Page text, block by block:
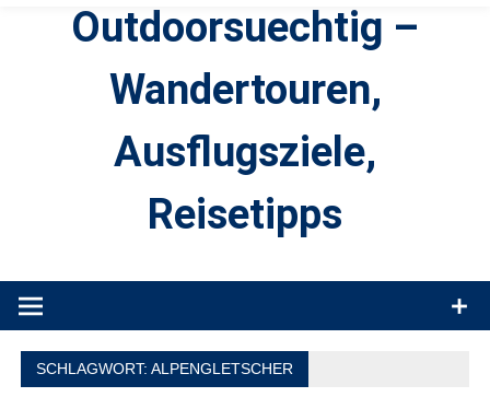
Outdoorsuechtig –
Wandertouren,
Ausflugsziele,
Reisetipps
Produkttests und Buchrezensionen. Ein Blog für alle, die gern
SCHLAGWORT:ALPENGLETSCHER